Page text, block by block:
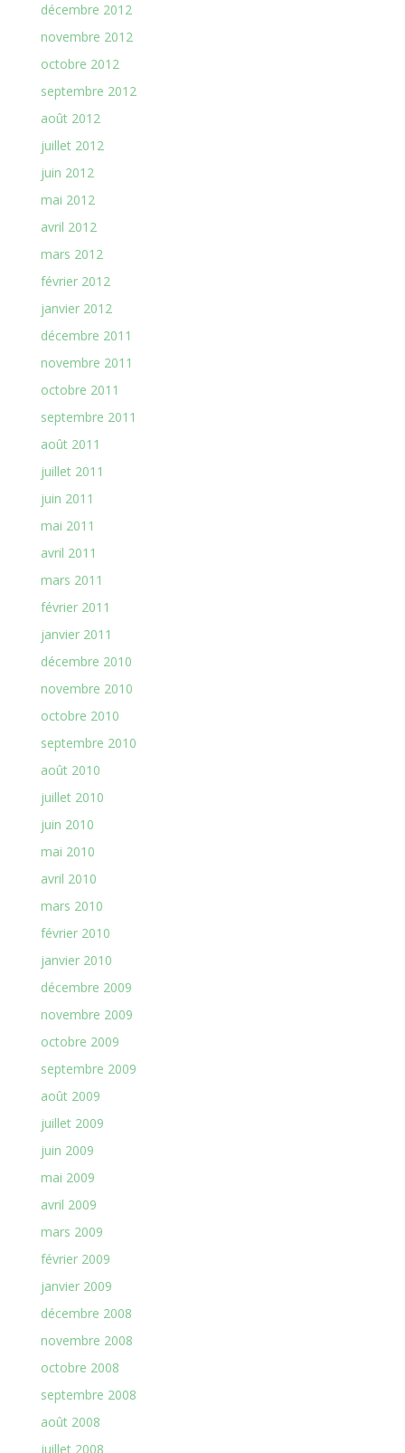
décembre 2012
novembre 2012
octobre 2012
septembre 2012
août 2012
juillet 2012
juin 2012
mai 2012
avril 2012
mars 2012
février 2012
janvier 2012
décembre 2011
novembre 2011
octobre 2011
septembre 2011
août 2011
juillet 2011
juin 2011
mai 2011
avril 2011
mars 2011
février 2011
janvier 2011
décembre 2010
novembre 2010
octobre 2010
septembre 2010
août 2010
juillet 2010
juin 2010
mai 2010
avril 2010
mars 2010
février 2010
janvier 2010
décembre 2009
novembre 2009
octobre 2009
septembre 2009
août 2009
juillet 2009
juin 2009
mai 2009
avril 2009
mars 2009
février 2009
janvier 2009
décembre 2008
novembre 2008
octobre 2008
septembre 2008
août 2008
juillet 2008